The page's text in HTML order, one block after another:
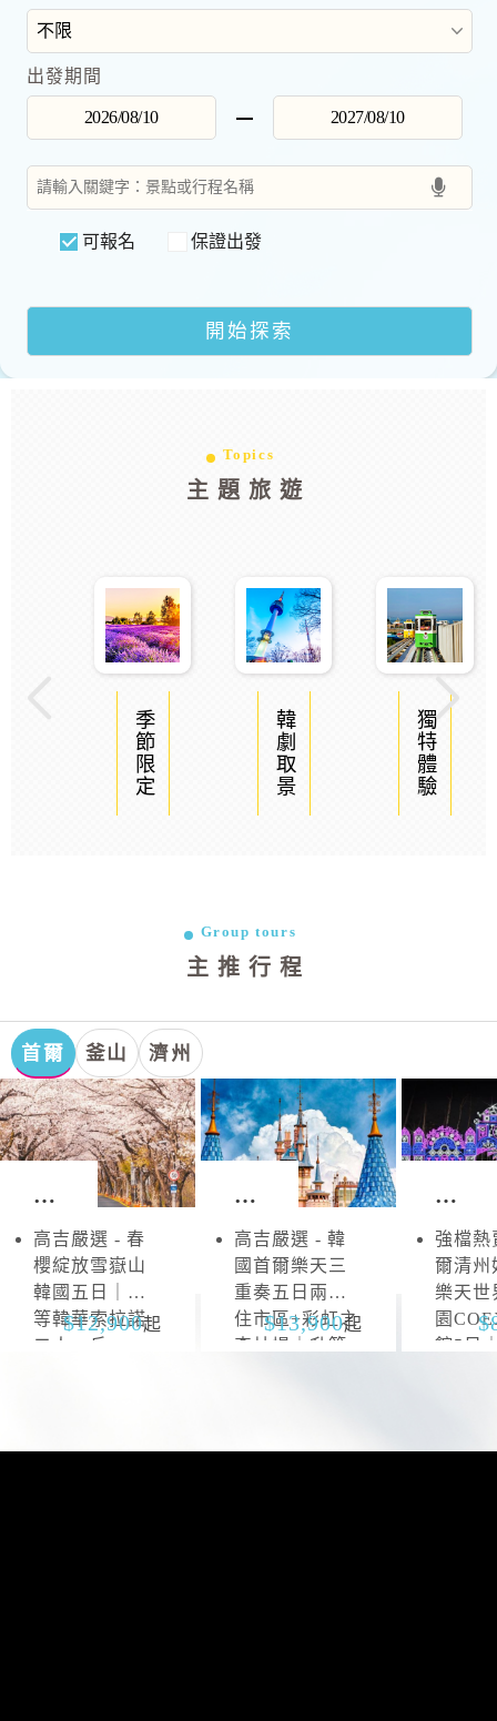
出發期間
可報名 保證出發
Topics
主題旅遊
季節限定 韓劇取景 獨特體驗
Group tours
主推行程
首爾 釜山 濟州
首
雪
嶽
山
高吉嚴選 - 春
櫻綻放雪嶽山
韓國五日｜升
等韓華索拉諾
二人一戶
12,900起
首
抱
川
高吉嚴選 - 韓
國首爾樂天三
重奏五日兩晚
住市區+彩虹之
森片場｜升等
13,900起
首
強檔熱
爾清州
樂天世
園
館5日